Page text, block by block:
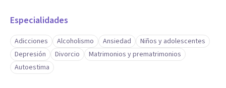
Especialidades
Adicciones Alcoholismo Ansiedad
Niños y adolescentes
Depresión
Divorcio
Matrimonios y prematrimonios
Autoestima